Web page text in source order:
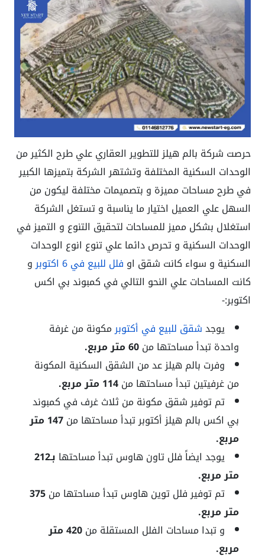
حرصت شركة بالم هيلز للتطوير العقاري علي طرح الكثير من
الوحدات السكنية المختلفة وتشتهر الشركة بتميزها الكبير
في طرح مساحات مميزة و بتصميمات مختلفة ليكون من
السهل علي العميل اختيار ما يناسبة و تستغل الشركة
استغلال بشكل مميز للمساحات لتحقيق التنوع و التميز في
الوحدات السكنية و تحرص دائما علي تنوع انوع الوحدات
السكنية و سواء كانت شقق او فلل للبيع في 6 اكتوبر
و
كانت المساحات علي النحو التالي في كمبوند بي اكس
اكتوبر:-
يوجدشقق للبيع في أكتوبرمكونة من غرفة
واحدة تبدأ مساحتها من60 متر مربع.
وفرت بالم هيلز عد من الشقق السكنية المكونة
من غرفيتين تبدأ مساحتها من
تم توفير شقق مكونة من ثلاث غرف في كمبوند
بي اكس بالم هيلز أكتوبر تبدأ مساحتها من
147 متر
مربع.
يوجد ايضاً فلل تاون هاوس تبدأ مساحتها بـ212
متر مربع.
تم توفير فلل توين هاوس تبدأ مساحتها من375
متر مربع.
و تبدا مساحات الفلل المستقلة من
420 متر
مربع.